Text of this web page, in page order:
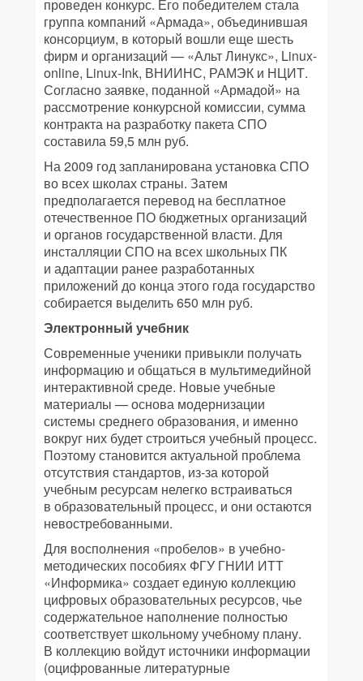
проведен конкурс. Его победителем стала
группа компаний «Армада», объединившая
консорциум, в который вошли еще шесть
фирм и организаций — «Альт Линукс», Linux-
online, Linux-Ink, ВНИИНС, РАМЭК и НЦИТ.
Согласно заявке, поданной «Армадой» на
рассмотрение конкурсной комиссии, сумма
контракта на разработку пакета СПО
составила 59,5 млн руб.
На 2009 год запланирована установка СПО
во всех школах страны. Затем
предполагается перевод на бесплатное
отечественное ПО бюджетных организаций
и органов государственной власти. Для
инсталляции СПО на всех школьных ПК
и адаптации ранее разработанных
приложений до конца этого года государство
собирается выделить 650 млн руб.
Электронный учебник
Современные ученики привыкли получать
информацию и общаться в мультимедийной
интерактивной среде. Новые учебные
материалы — основа модернизации
системы среднего образования, и именно
вокруг них будет строиться учебный процесс.
Поэтому становится актуальной проблема
отсутствия стандартов, из-за которой
учебным ресурсам нелегко встраиваться
в образовательный процесс, и они остаются
невостребованными.
Для восполнения «пробелов» в учебно-
методических пособиях ФГУ ГНИИ ИТТ
«Информика» создает единую коллекцию
цифровых образовательных ресурсов, чье
содержательное наполнение полностью
соответствует школьному учебному плану.
В коллекцию войдут источники информации
(оцифрованные литературные